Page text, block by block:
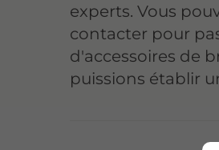
experts. Vous
contacter pour
d'accessoires de
puissions établir